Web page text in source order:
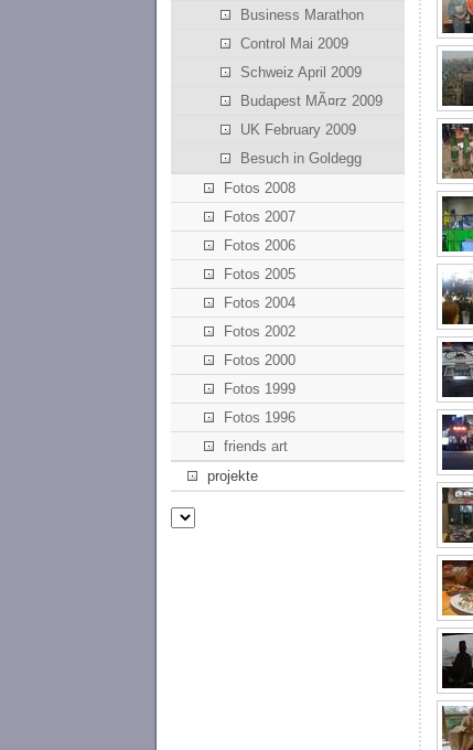
Business Marathon
Control Mai 2009
Schweiz April 2009
Budapest MÃ¤rz 2009
UK February 2009
Besuch in Goldegg
Fotos 2008
Fotos 2007
Fotos 2006
Fotos 2005
Fotos 2004
Fotos 2002
Fotos 2000
Fotos 1999
Fotos 1996
friends art
projekte